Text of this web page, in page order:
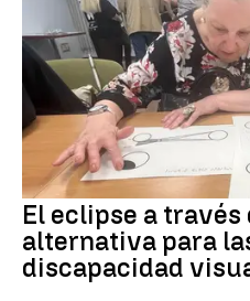
El eclipse a través
alternativa para
discapacidad